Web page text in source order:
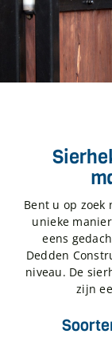
Bent u op zoek
unieke
eens
Dedden
niveau. De
zijn